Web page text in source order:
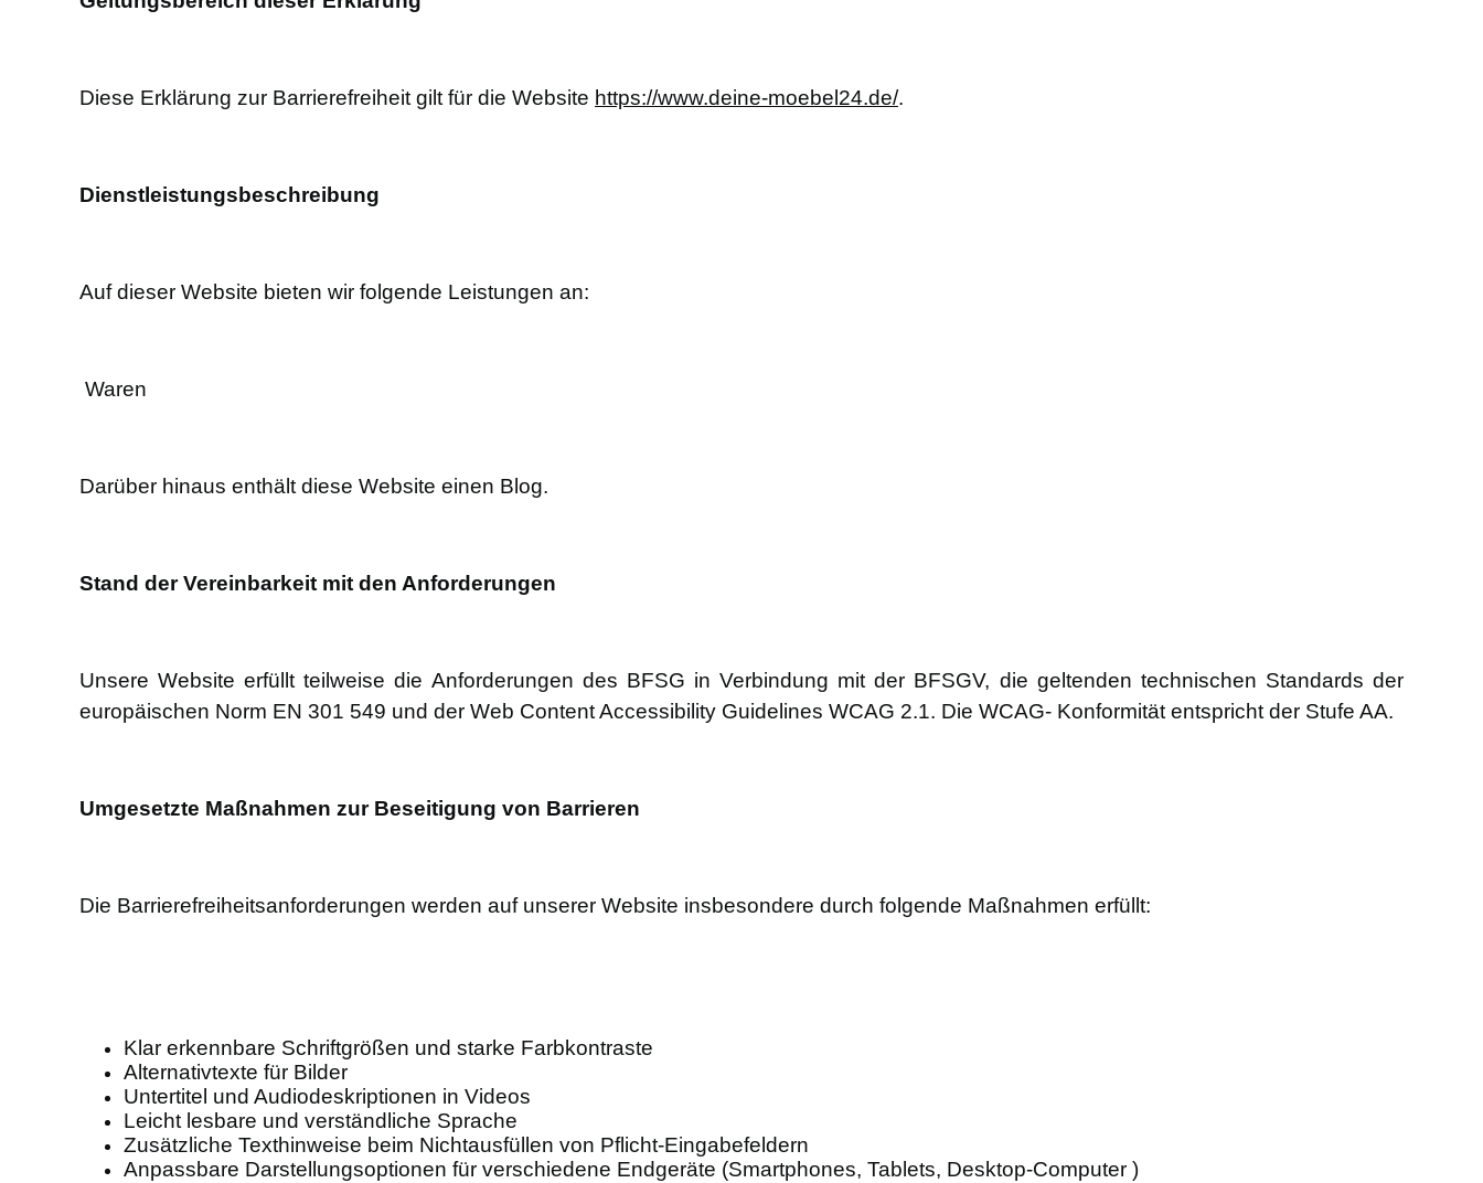
Diese Erklärung zur Barrierefreiheit gilt für die Website https://www.deine-moebel24.de/.
Dienstleistungsbeschreibung
Auf dieser Website bieten wir folgende Leistungen an:
Waren
Darüber hinaus enthält diese Website einen Blog.
Stand der Vereinbarkeit mit den Anforderungen
Unsere Website erfüllt teilweise die Anforderungen des BFSG in Verbindung mit der BFSGV, die geltenden technischen Standards der
europäischen Norm EN 301 549 und der Web Content Accessibility Guidelines WCAG 2.1. Die WCAG- Konformität entspricht der Stufe AA.
Umgesetzte Maßnahmen zur Beseitigung von Barrieren
Die Barrierefreiheitsanforderungen werden auf unserer Website insbesondere durch folgende Maßnahmen erfüllt:
Klar erkennbare Schriftgrößen und starke Farbkontraste
Alternativtexte für Bilder
Untertitel und Audiodeskriptionen in Videos
Leicht lesbare und verständliche Sprache
Zusätzliche Texthinweise beim Nichtausfüllen von Pflicht-Eingabefeldern
Anpassbare Darstellungsoptionen für verschiedene Endgeräte (Smartphones, Tablets, Desktop-Computer )